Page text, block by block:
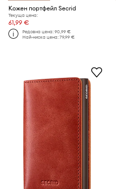
Кожен портфейл Secrid
Текуща цена:
61,99 €
Редовна цена:90,99 €
Най-ниска цена:79,99 €